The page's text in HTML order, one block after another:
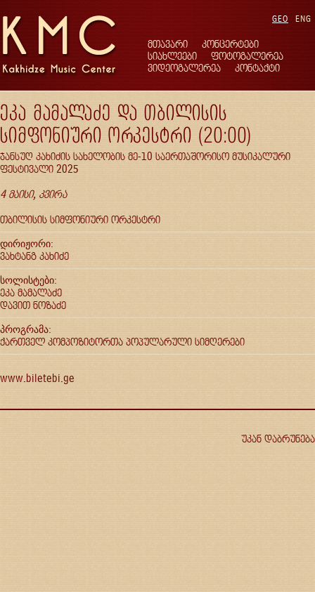
ENG
GEO
მთავარი
კონცერტები
სიახლეები
ფოტოგალერეა
ვიდეოგალერეა
კონტაქტი
ეკა მამალაძე და თბილისის
სიმფონიური ორკესტრი (20:00)
ჯანსუღ კახიძის სახელობის მე-10 საერთაშორისო მუსიკალური
ფესტივალი 2025
4 მაისი, კვირა
თბილისის სიმფონიური ორკესტრი
დირიჟორი:
ვახტანგ კახიძე
სოლისტები:
ეკა მამალაძე
დავით ნოზაძე
პროგრამა:
ქართველ კომპოზიტორთა პოპულარული სიმღერები
www.biletebi.ge
უკან დაბრუნება